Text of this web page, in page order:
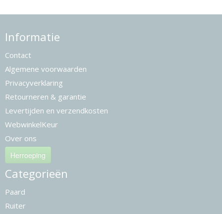
Informatie
Contact
Algemene voorwaarden
Privacyverklaring
Retourneren & garantie
Levertijden en verzendkosten
WebwinkelKeur
Over ons
Herroeping
Categorieën
Paard
Ruiter